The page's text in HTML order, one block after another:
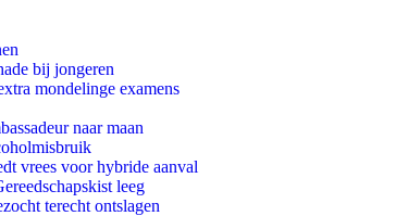
bij jongeren
mondelinge examens
naar maan
vrees voor hybride aanval
leeg
terecht ontslagen